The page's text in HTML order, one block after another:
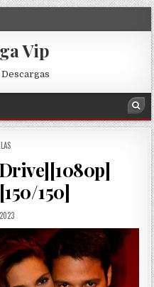
Vip
IN
150]
DATE: